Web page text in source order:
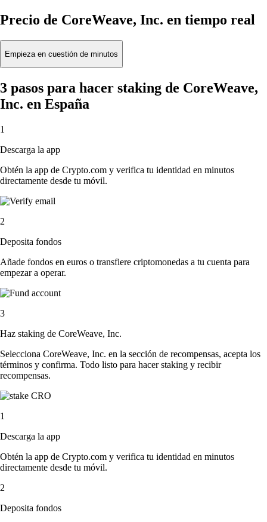
Precio de CoreWeave, Inc. en tiempo real
Empieza en cuestión de minutos
3 pasos para hacer staking de CoreWeave,
Inc. en España
1
Descarga la app
Obtén la app de Crypto.com y verifica tu identidad en minutos
directamente desde tu móvil.
2
Deposita fondos
Añade fondos en euros o transfiere criptomonedas a tu cuenta para
empezar a operar.
3
Haz staking de CoreWeave, Inc.
Selecciona CoreWeave, Inc. en la sección de recompensas, acepta los
términos y confirma. Todo listo para hacer staking y recibir
recompensas.
1
Descarga la app
Obtén la app de Crypto.com y verifica tu identidad en minutos
directamente desde tu móvil.
2
Deposita fondos